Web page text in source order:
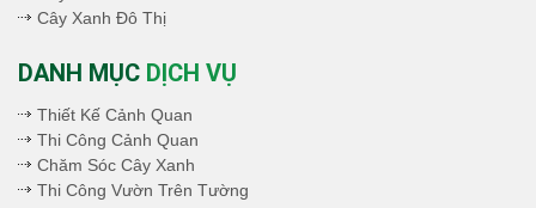
Cây Xanh Đô Thị
DANH MỤC DỊCH VỤ
Thiết Kế Cảnh Quan
Thi Công Cảnh Quan
Chăm Sóc Cây Xanh
Thi Công Vườn Trên Tường